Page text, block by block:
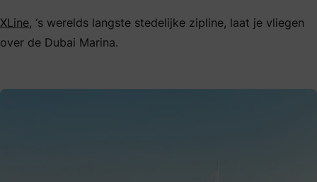
XLine, ‘s werelds langste stedelijke zipline, laat je vliegen
over de Dubai Marina.